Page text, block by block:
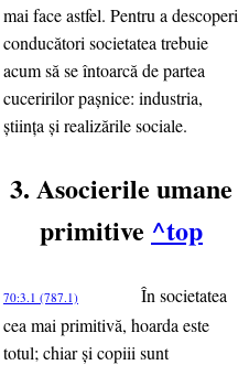
mai face astfel. Pentru a descoperi
conducători societatea trebuie
acum să se întoarcă de partea
cuceririlor paşnice: industria,
ştiinţa şi realizările sociale.
3. Asocierile umane
primitive ^top
70:3.1 (787.1)
În societatea
cea mai primitivă, hoarda este
totul; chiar şi copiii sunt